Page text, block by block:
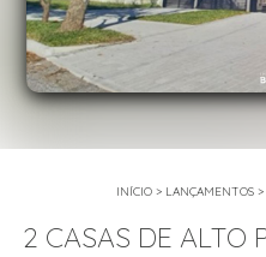
INÍCIO > LANÇAMENTOS >
2 CASAS DE ALTO